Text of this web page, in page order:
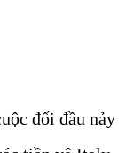
đối đầu nảy